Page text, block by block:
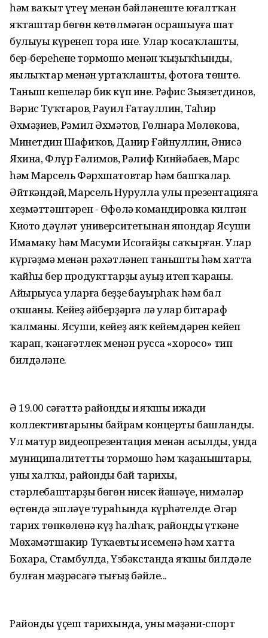
һәм ваҡыт үтеү менән бәйләнеште юғалтҡан
яҡташтар бөгөн көтөлмәгән осрашыуға шат
булыуы күренеп тора ине. Улар ҡосаҡлашты,
бер-береһенең тормошо менән ҡыҙыҡһынды,
яңылыҡтар менән уртаҡлашты, фотоға төштө.
Таныш кешеләр бик күп ине. Рәфис Зыязетдинов,
Вәрис Туҡтаров, Рауил Ғатауллин, Таһир
Әхмәҙиев, Рәмил Әхмәтов, Гөлнара Мөлөкова,
Минетдин Шафиҡов, Данир Ғәйнуллин, Әнисә
Яхина, Флүр Ғәлимов, Рәлиф Кинйәбаев, Марс
һәм Марсель Фәрхшатовтар һәм башҡалар.
Әйткәндәй, Марсель Нурулла улы презентацияға
хеҙмәттәштәрен - Өфөлә командировка килгән
Киото дәүләт университетынан япондар Ясуши
Имамаку һәм Масуми Исогайҙы саҡырған. Улар
күргәҙмә менән рәхәтләнеп танышты һәм хатта
ҡайһы бер продукттарҙы ауыҙ итеп ҡараны.
Айырыуса уларға беҙҙең бауырһаҡ һәм бал
оҡшаны. Кейеҙ әйберҙәргә лә улар битараф
ҡалманы. Ясуши, кейеҙ аяҡ кейемдәрен кейеп
ҡарап, ҡәнәғәтлек менән русса «хоросо» тип
билдәләне.
Ә 19.00 сәғәттә райондың иң яҡшы ижади
коллективтарының байрам концерты башланды.
Ул матур видеопрезентация менән асылды, унда
муниципалитеттың тормошо һәм ҡаҙаныштары,
уның халҡы, райондың бай тарихы,
стәрлебаштарҙың бөгөн нисек йәшәүе, нимәләр
өҫтөндә эшләүе тураһында күрһәтелде. Әгәр
тарих төпкөлөнә күҙ һалһаҡ, райондың үткәне
Мөхәмәтшакир Туҡаевтың исеменә һәм хатта
Бохара, Стамбулда, Үзбәкстанда яҡшы билдәле
булған мәҙрәсәгә тығыҙ бәйле...
Райондың үҫеш тарихында, уның мәҙәни-спорт